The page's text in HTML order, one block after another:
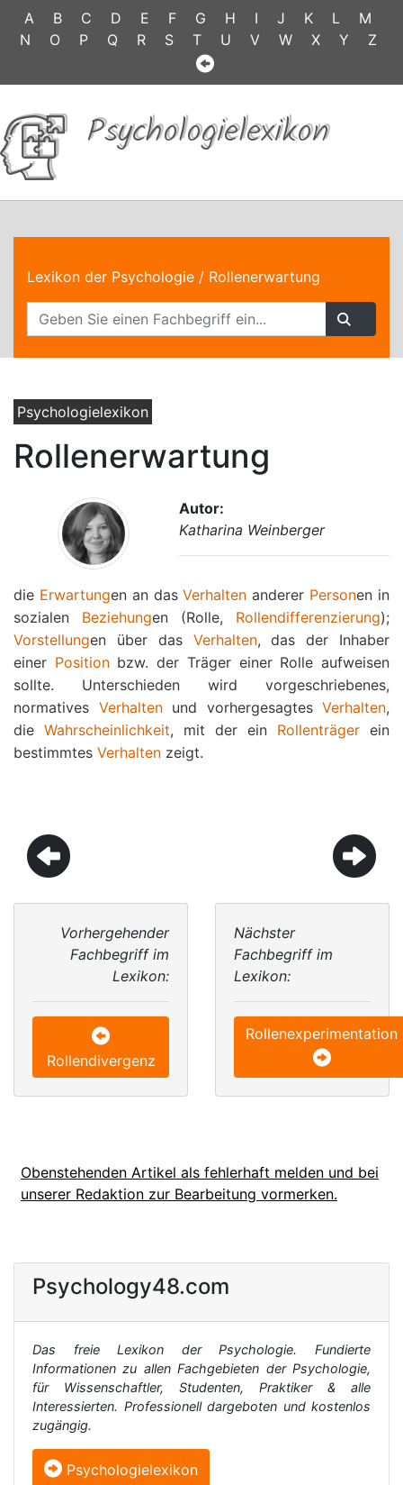
A B C D E F G H I J K L
M
N
O P Q R S T U V W X Y Z
Psychologielexikon
Lexikon der Psychologie / Rollenerwartung
Psychologielexikon
Rollenerwartung
Autor:
Katharina Weinberger
die Erwartungen an dasVerhalten anderer Personen in
sozialen Beziehungen (Rolle, Rollendifferenzierung);
Vorstellungen über das Verhalten, das der Inhaber
einer Positionbzw. der Träger einer Rolle aufweisen
sollte. Unterschieden wird vorgeschriebenes,
normatives Verhaltenund vorhergesagtes Verhalten,
die Wahrscheinlichkeit, mit der ein Rollenträger ein
bestimmtes Verhalten zeigt.
Vorhergehender
Fachbegriff im
Lexikon:
Rollendivergenz
Nächster
Fachbegriff im
Lexikon:
Rollenexperimentation
Obenstehenden Artikel als fehlerhaft melden und bei
unserer Redaktion zur Bearbeitung vormerken.
Psychology48.com
Das freie Lexikon der Psychologie. Fundierte
Informationen zu allen Fachgebieten der Psychologie,
für Wissenschaftler, Studenten, Praktiker & alle
Interessierten. Professionell dargeboten und kostenlos
zugängig.
Psychologielexikon